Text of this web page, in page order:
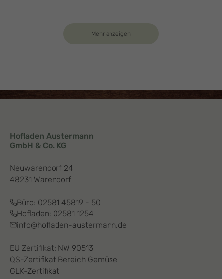
Mehr anzeigen
Hofladen Austermann
GmbH & Co. KG
Neuwarendorf 24
48231 Warendorf
Büro: 02581 45819 - 50
Hofladen: 02581 1254
info@hofladen-austermann.de
EU Zertifikat: NW 90513
QS-Zertifikat Bereich Gemüse
GLK-Zertifikat